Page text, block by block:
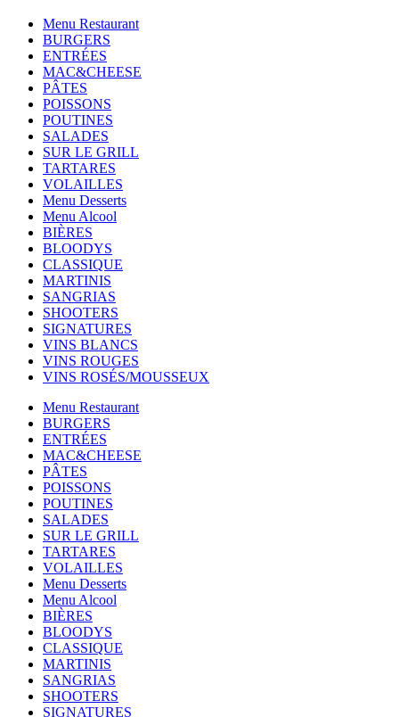
Menu Restaurant
BURGERS
ENTRÉES
MAC&CHEESE
PÂTES
POISSONS
POUTINES
SALADES
SUR LE GRILL
TARTARES
VOLAILLES
Menu Desserts
Menu Alcool
BIÈRES
BLOODYS
CLASSIQUE
MARTINIS
SANGRIAS
SHOOTERS
SIGNATURES
VINS BLANCS
VINS ROUGES
VINS ROSÉS/MOUSSEUX
Menu Restaurant
BURGERS
ENTRÉES
MAC&CHEESE
PÂTES
POISSONS
POUTINES
SALADES
SUR LE GRILL
TARTARES
VOLAILLES
Menu Desserts
Menu Alcool
BIÈRES
BLOODYS
CLASSIQUE
MARTINIS
SANGRIAS
SHOOTERS
SIGNATURES